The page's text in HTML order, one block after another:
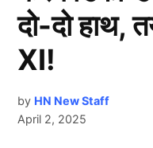
दो-दो हाथ,
XI!
by HN New Staff
April 2, 2025